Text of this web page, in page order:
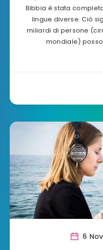
Bibbia è stata
lingue diverse. Ciò
miliardi di persone
mondiale)
6